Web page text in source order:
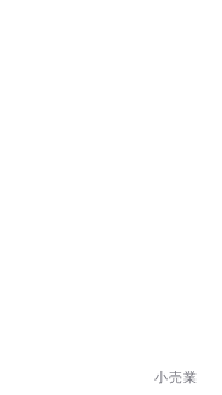
小売業